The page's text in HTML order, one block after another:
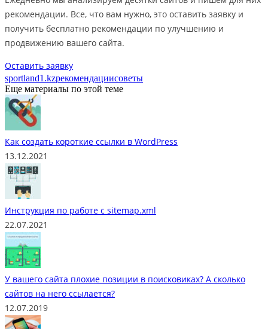
рекомендации. Все, что вам нужно, это оставить заявку и
получить бесплатно рекомендации по улучшению и
продвижению вашего сайта.
Оставить заявку
sportland1.kzрекомендациисоветы
Еще материалы по этой теме
Как создать короткие ссылки в WordPress
13.12.2021
Инструкция по работе с sitemap.xml
22.07.2021
У вашего сайта плохие позиции в поисковиках? А сколько
сайтов на него ссылается?
12.07.2019